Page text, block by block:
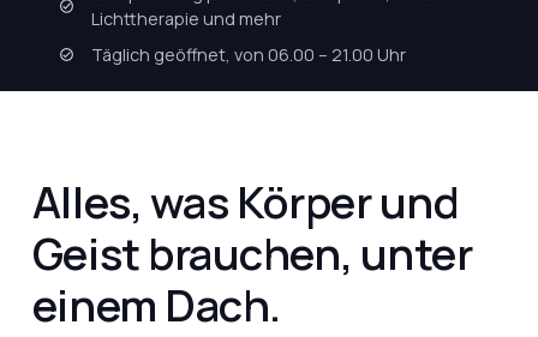
Lichttherapie und mehr
Täglich geöffnet, von 06.00 – 21.00 Uhr
Alles, was Körper und
Geist brauchen, unter
einem Dach.